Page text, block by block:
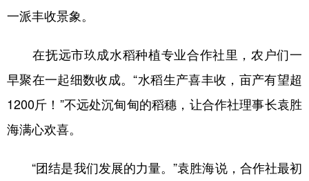
一派丰收景象。
在抚远市玖成水稻种植专业合作社里，农户们一
早聚在一起细数收成。“水稻生产喜丰收，亩产有望超
1200斤！”不远处沉甸甸的稻穗，让合作社理事长袁胜
海满心欢喜。
“团结是我们发展的力量。”袁胜海说，合作社最初